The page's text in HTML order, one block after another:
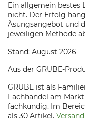
Ein allgemein
nicht. Der Erfolg
Äsungsangebot und
jeweiligen Methode
Stand: August 2026
Aus der GRUBE-
GRUBE ist als
Fachhandel am
fachkundig. Im
als 30 Artikel.